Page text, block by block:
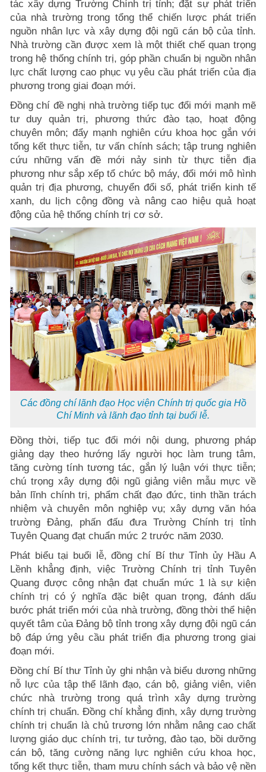
tác xây dựng Trường Chính trị tỉnh; đặt sự phát triển
của nhà trường trong tổng thể chiến lược phát triển
nguồn nhân lực và xây dựng đội ngũ cán bộ của tỉnh.
Nhà trường cần được xem là một thiết chế quan trọng
trong hệ thống chính trị, góp phần chuẩn bị nguồn nhân
lực chất lượng cao phục vụ yêu cầu phát triển của địa
phương trong giai đoạn mới.
Đồng chí đề nghị nhà trường tiếp tục đổi mới mạnh mẽ
tư duy quản trị, phương thức đào tạo, hoạt động
chuyên môn; đẩy mạnh nghiên cứu khoa học gắn với
tổng kết thực tiễn, tư vấn chính sách; tập trung nghiên
cứu những vấn đề mới nảy sinh từ thực tiễn địa
phương như sắp xếp tổ chức bộ máy, đổi mới mô hình
quản trị địa phương, chuyển đổi số, phát triển kinh tế
xanh, du lịch cộng đồng và nâng cao hiệu quả hoạt
động của hệ thống chính trị cơ sở.
Các đồng chí lãnh đạo Học viện Chính trị quốc gia Hồ
Chí Minh và lãnh đạo tỉnh tại buổi lễ.
Đồng thời, tiếp tục đổi mới nội dung, phương pháp
giảng dạy theo hướng lấy người học làm trung tâm,
tăng cường tính tương tác, gắn lý luận với thực tiễn;
chú trọng xây dựng đội ngũ giảng viên mẫu mực về
bản lĩnh chính trị, phẩm chất đạo đức, tinh thần trách
nhiệm và chuyên môn nghiệp vụ; xây dựng văn hóa
trường Đảng, phấn đấu đưa Trường Chính trị tỉnh
Tuyên Quang đạt chuẩn mức 2 trước năm 2030.
Phát biểu tại buổi lễ, đồng chí Bí thư Tỉnh ủy Hầu A
Lềnh khẳng định, việc Trường Chính trị tỉnh Tuyên
Quang được công nhận đạt chuẩn mức 1 là sự kiện
chính trị có ý nghĩa đặc biệt quan trọng, đánh dấu
bước phát triển mới của nhà trường, đồng thời thể hiện
quyết tâm của Đảng bộ tỉnh trong xây dựng đội ngũ cán
bộ đáp ứng yêu cầu phát triển địa phương trong giai
đoạn mới.
Đồng chí Bí thư Tỉnh ủy ghi nhận và biểu dương những
nỗ lực của tập thể lãnh đạo, cán bộ, giảng viên, viên
chức nhà trường trong quá trình xây dựng trường
chính trị chuẩn. Đồng chí khẳng định, xây dựng trường
chính trị chuẩn là chủ trương lớn nhằm nâng cao chất
lượng giáo dục chính trị, tư tưởng, đào tạo, bồi dưỡng
cán bộ, tăng cường năng lực nghiên cứu khoa học,
tổng kết thực tiễn, tham mưu chính sách và bảo vệ nền